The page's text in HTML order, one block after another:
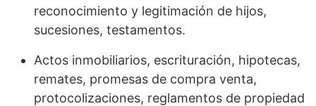
reconocimiento y legitimación de hijos,
sucesiones, testamentos.
Actos inmobiliarios, escrituración, hipotecas,
remates, promesas de compra venta,
protocolizaciones, reglamentos de propiedad